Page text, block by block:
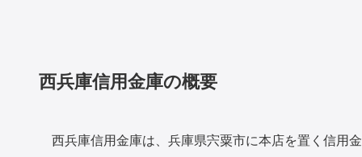
西兵庫信用金庫の概要
西兵庫信用金庫は、兵庫県宍粟市に本店を置く信用